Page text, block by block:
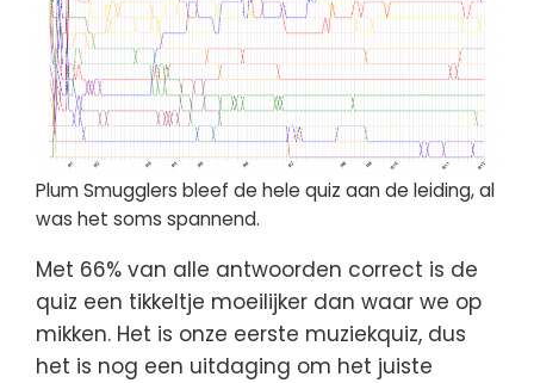
Plum Smugglers bleef de hele quiz aan de leiding, al
was het soms spannend.
Met 66% van alle antwoorden correct is de
quiz een tikkeltje moeilijker dan waar we op
mikken. Het is onze eerste muziekquiz, dus
het is nog een uitdaging om het juiste